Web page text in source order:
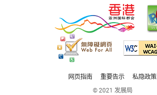
网页指南 重要告示
私隐政策
© 2021 发展局